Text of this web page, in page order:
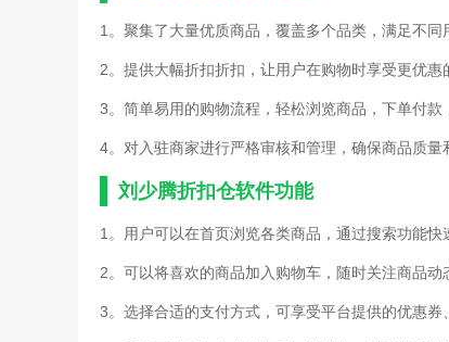
1。聚集了大量优质商品，覆盖多个品类，满足不同
2。提供大幅折扣折扣，让用户在购物时享受更优惠
3。简单易用的购物流程，轻松浏览商品，下单付款
4。对入驻商家进行严格审核和管理，确保商品质量
刘少腾折扣仓软件功能
1。用户可以在首页浏览各类商品，通过搜索功能快
2。可以将喜欢的商品加入购物车，随时关注商品动
3。选择合适的支付方式，可享受平台提供的优惠券